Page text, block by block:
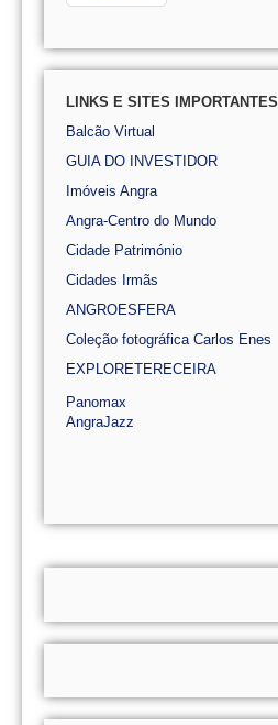
LINKS E SITES IMPORTANTES
Balcão Virtual
GUIA DO INVESTIDOR
Imóveis Angra
Angra-Centro do Mundo
Cidade Património
Cidades Irmãs
ANGROESFERA
Coleção fotográfica Carlos Enes
EXPLORETERECEIRA
Panomax
AngraJazz